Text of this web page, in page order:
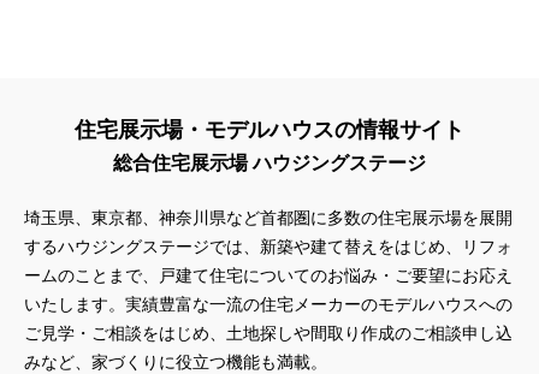
住宅展示場・モデルハウスの情報サイト
総合住宅展示場 ハウジングステージ
埼玉県、東京都、神奈川県など首都圏に多数の住宅展示場を展開
するハウジングステージでは、新築や建て替えをはじめ、リフォ
ームのことまで、戸建て住宅についてのお悩み・ご要望にお応え
いたします。実績豊富な一流の住宅メーカーのモデルハウスへの
ご見学・ご相談をはじめ、土地探しや間取り作成のご相談申し込
みなど、家づくりに役立つ機能も満載。